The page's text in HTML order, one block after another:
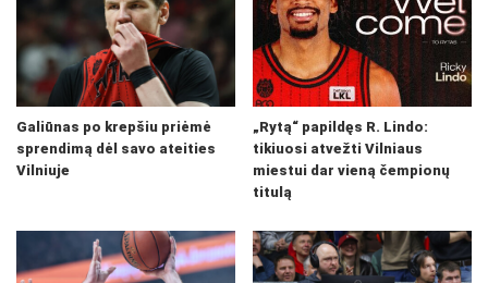
Galiūnas po krepšiu priėmė
sprendimą dėl savo ateities
Vilniuje
„Rytą“ papildęs R. Lindo:
tikiuosi atvežti Vilniaus
miestui dar vieną čempionų
titulą